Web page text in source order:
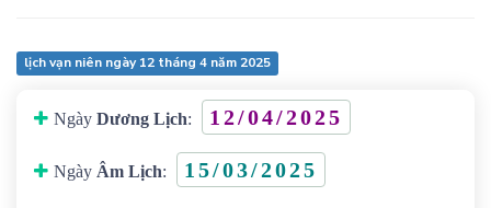
lịch vạn niên ngày 12 tháng 4 năm 2025
Ngày Dương Lịch: 12/04/2025
Ngày Âm Lịch: 15/03/2025